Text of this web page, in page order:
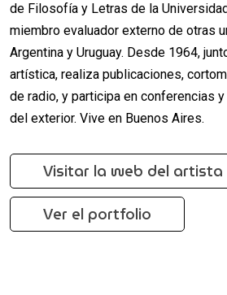
de Filosofía y Letras de la
miembro evaluador externo de otras
Argentina y Uruguay. Desde 1964,
artística, realiza publicaciones,
de radio, y participa en conferencias
del exterior. Vive en Buenos Aires.
Visitar la web del artista
Ver el portfolio